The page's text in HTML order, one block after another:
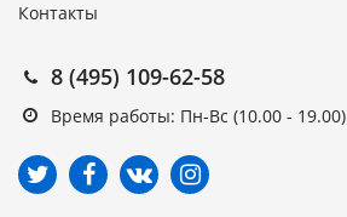
Контакты
8 (495) 109-62-58
Время работы: Пн-Вс (10.00 - 19.00)